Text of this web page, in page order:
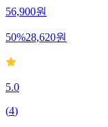
56,900원
50%28,620원
5.0
(4)